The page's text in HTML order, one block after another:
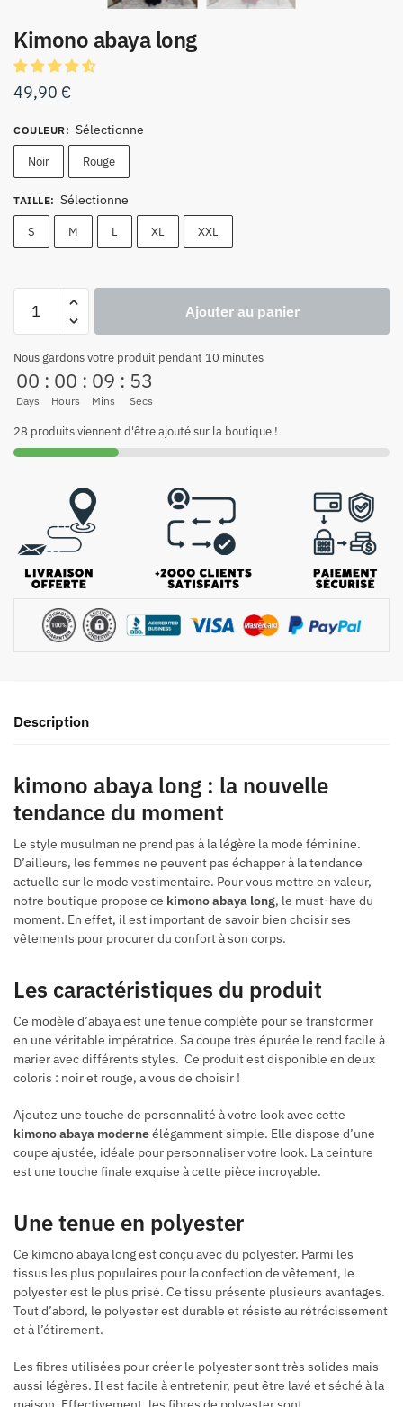
Kimono abaya long
49,90 €
COULEUR: Sélectionne
Noir Rouge
TAILLE: Sélectionne
S M L XL XXL
Ajouter au panier
Nous gardons votre produit pendant 10 minutes
00
Days
: 00
Hours
: 09
Mins
: 52
Secs
28 produits viennent d'être ajouté sur la boutique !
Description
kimono abaya long : la nouvelle
tendance du moment
Le style musulman ne prend pas à la légère la mode féminine.
D’ailleurs, les femmes ne peuvent pas échapper à la tendance
actuelle sur le mode vestimentaire. Pour vous mettre en valeur,
notre boutique propose ce kimono abaya long, le must-have du
moment. En effet, il est important de savoir bien choisir ses
vêtements pour procurer du confort à son corps.
Les caractéristiques du produit
Ce modèle d’abaya est une tenue complète pour se transformer
en une véritable impératrice. Sa coupe très épurée le rend facile à
marier avec différents styles. Ce produit est disponible en deux
coloris : noir et rouge, a vous de choisir !
Ajoutez une touche de personnalité à votre look avec cette
kimono abaya moderneélégamment simple. Elle dispose d’une
coupe ajustée, idéale pour personnaliser votre look. La ceinture
est une touche finale exquise à cette pièce incroyable.
Une tenue en polyester
Ce kimono abaya long est conçu avec du polyester. Parmi les
tissus les plus populaires pour la confection de vêtement, le
polyester est le plus prisé. Ce tissu présente plusieurs avantages.
Tout d’abord, le polyester est durable et résiste au rétrécissement
et à l’étirement.
Les fibres utilisées pour créer le polyester sont très solides mais
aussi légères. Il est facile à entretenir, peut être lavé et séché à la